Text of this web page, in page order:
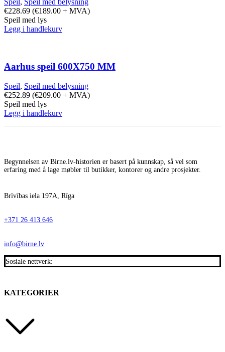
Speil, Speil med belysning
€228.69 (€189.00 + MVA)
Speil med lys
Legg i handlekurv
Aarhus speil 600X750 MM
Speil, Speil med belysning
€252.89 (€209.00 + MVA)
Speil med lys
Legg i handlekurv
Begynnelsen av Birne.lv-historien er basert på kunnskap, så vel som
erfaring med å lage møbler til butikker, kontorer og andre prosjekter.
Brīvības iela 197A, Rīga
+371 26 413 646
info@birne.lv
Sosiale nettverk:
KATEGORIER